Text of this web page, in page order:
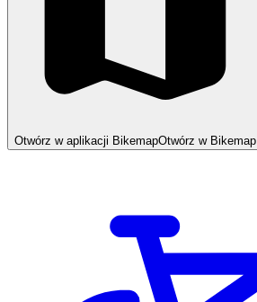
Otwórz w aplikacji BikemapOtwórz w Bikemap